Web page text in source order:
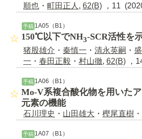
順也 ・ 町田正人 , 62(B) ，11
予稿 1A05（B1）
150℃以下でNH3-SCR活性を
猪股雄介 ・ 秦慎一 ・ 清永英嗣 ・
一 ・ 春田正毅 ・ 村山徹, 62(B) ，
予稿 1A06（B1）
Mo-V系複合酸化物を用いた
元素の機能
石川理史 ・ 山田雄大 ・ 樫尾直樹 ・
予稿 1A07（B1）